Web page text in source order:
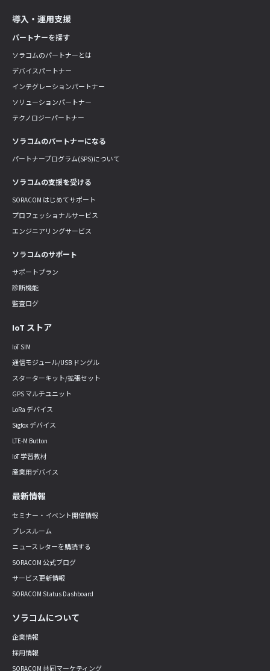
導入・運用支援
パートナーを探す
ソラコムのパートナーとは
デバイスパートナー
インテグレーションパートナー
ソリューションパートナー
テクノロジーパートナー
ソラコムのパートナーになる
パートナープログラム(SPS)について
ソラコムの支援を受ける
SORACOM はじめてサポート
プロフェッショナルサービス
エンジニアリングサービス
ソラコムのサポート
サポートプラン
診断機能
監査ログ
IoT ストア
IoT SIM
通信モジュール/USB ドングル
スターターキット/拡張セット
GPS マルチユニット
LoRa デバイス
Sigfox デバイス
LTE-M Button
IoT 学習教材
産業用デバイス
最新情報
セミナー・イベント開催情報
プレスルーム
ニュースレターを購読する
SORACOM 公式ブログ
サービス更新情報
SORACOM Status Dashboard
ソラコムについて
企業情報
採用情報
SORACOM 共同マーケティング